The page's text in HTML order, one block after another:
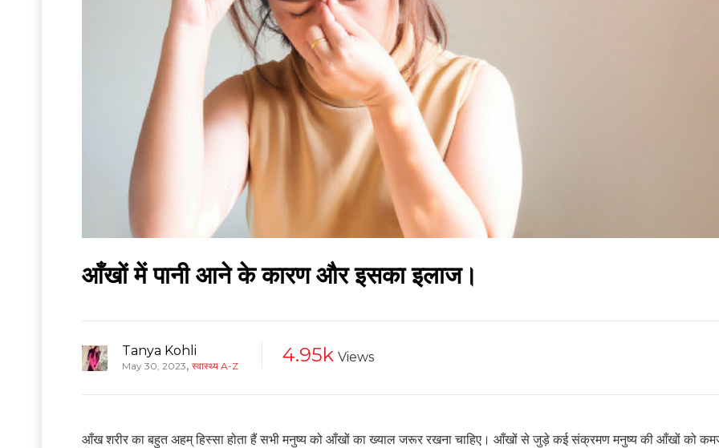
आँखों में पानी आने के कारण और इसका इलाज।
Tanya Kohli
May 30, 2023, स्वास्थ्य A-Z 4.95k Views
आँख शरीर का बहुत अहम् हिस्सा होता हैं सभी मनुष्य को आँखों का ख्याल जरूर रखना चाहिए। आँखों से जुड़े कई संक्रमण मनुष्य की आँखों को